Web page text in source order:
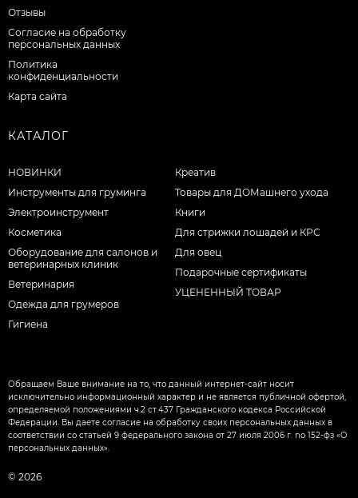
Отзывы
Согласие на обработку
персональных данных
Политика
конфиденциальности
Карта сайта
КАТАЛОГ
НОВИНКИ
Инструменты для груминга
Электроинструмент
Косметика
Оборудование для салонов и
ветеринарных клиник
Ветеринария
Одежда для грумеров
Гигиена
Креатив
Товары для ДОМашнего ухода
Книги
Для стрижки лошадей и КРС
Для овец
Подарочные сертификаты
УЦЕНЕННЫЙ ТОВАР
Обращаем Ваше внимание на то, что данный интернет-сайт носит
исключительно информационный характер и не является публичной офертой,
определяемой положениями ч.2 ст.437 Гражданского кодекса Российской
Федерации. Вы даете согласие на обработку своих персональных данных в
соответствии со статьей 9 федерального закона от 27 июля 2006 г. nо 152-фз «О
персональных данных».
© 2026